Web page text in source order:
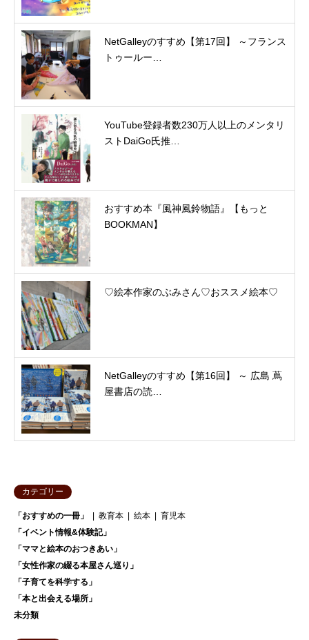
NetGalleyのすすめ【第17回】 ～フランス
トゥールー…
YouTube登録者数230万人以上のメンタリ
ストDaiGo氏推…
おすすめ本『風神風鈴物語』【もっと
BOOKMAN】
♡絵本作家のぶみさん♡おススメ絵本♡
NetGalleyのすすめ【第16回】 ～ 広島 蔦
屋書店の読…
カテゴリー
「おすすめの一冊」 教育本 絵本
育児本
「イベント情報&体験記」
「ママと絵本のおつきあい」
「女性作家の綴る本屋さん巡り」
「子育てを科学する」
「本と出会える場所」
未分類